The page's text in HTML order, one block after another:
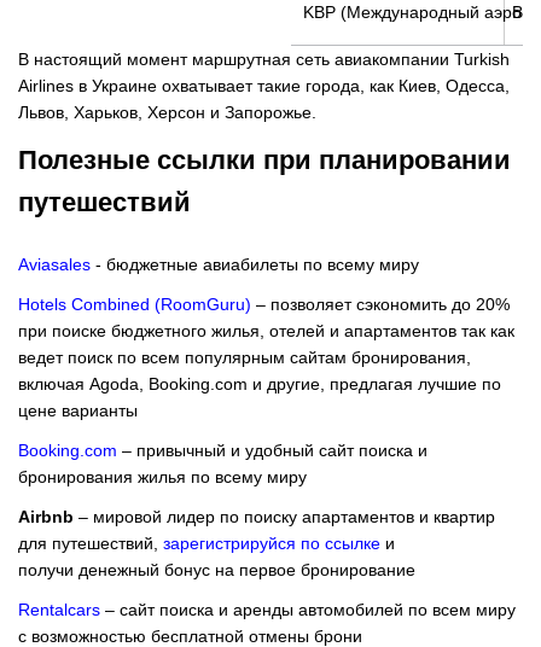
KBP (Международный
В настоящий момент маршрутная сеть авиакомпании Turkish
Airlines в Украине охватывает такие города, как Киев, Одесса,
Львов, Харьков, Херсон и Запорожье.
Полезные ссылки при планировании
путешествий
Aviasales - бюджетные авиабилеты по всему миру
Hotels Combined (RoomGuru) – позволяет сэкономить до 20%
при поиске бюджетного жилья, отелей и апартаментов так как
ведет поиск по всем популярным сайтам бронирования,
включая Agoda, Booking.com и другие, предлагая лучшие по
цене варианты
Booking.com – привычный и удобный сайт поиска и
бронирования жилья по всему миру
Airbnb – мировой лидер по поиску апартаментов и квартир
для путешествий, зарегистрируйся по ссылке и
получи денежный бонус на первое бронирование
Rentalcars – сайт поиска и аренды автомобилей по всем миру
с возможностью бесплатной отмены брони